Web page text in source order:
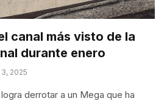
canal más visto de la
durante enero
2025
derrotar a un Mega que ha